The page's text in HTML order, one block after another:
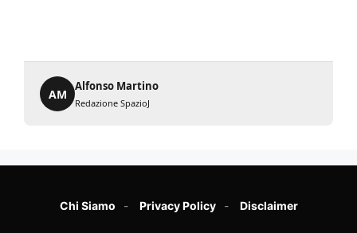
AM
Alfonso Martino
Redazione SpazioJ
Chi Siamo Privacy Policy Disclaimer